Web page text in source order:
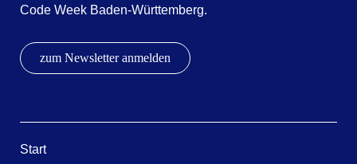
Code Week Baden-Württemberg.
zum Newsletter anmelden
Start